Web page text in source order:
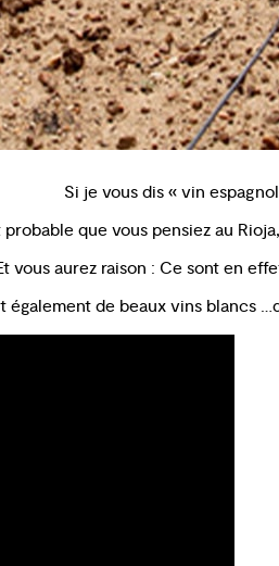
Si je vous dis « vin
probable que vous pensiez au
vous aurez raison : Ce sont en
également de beaux vins blancs